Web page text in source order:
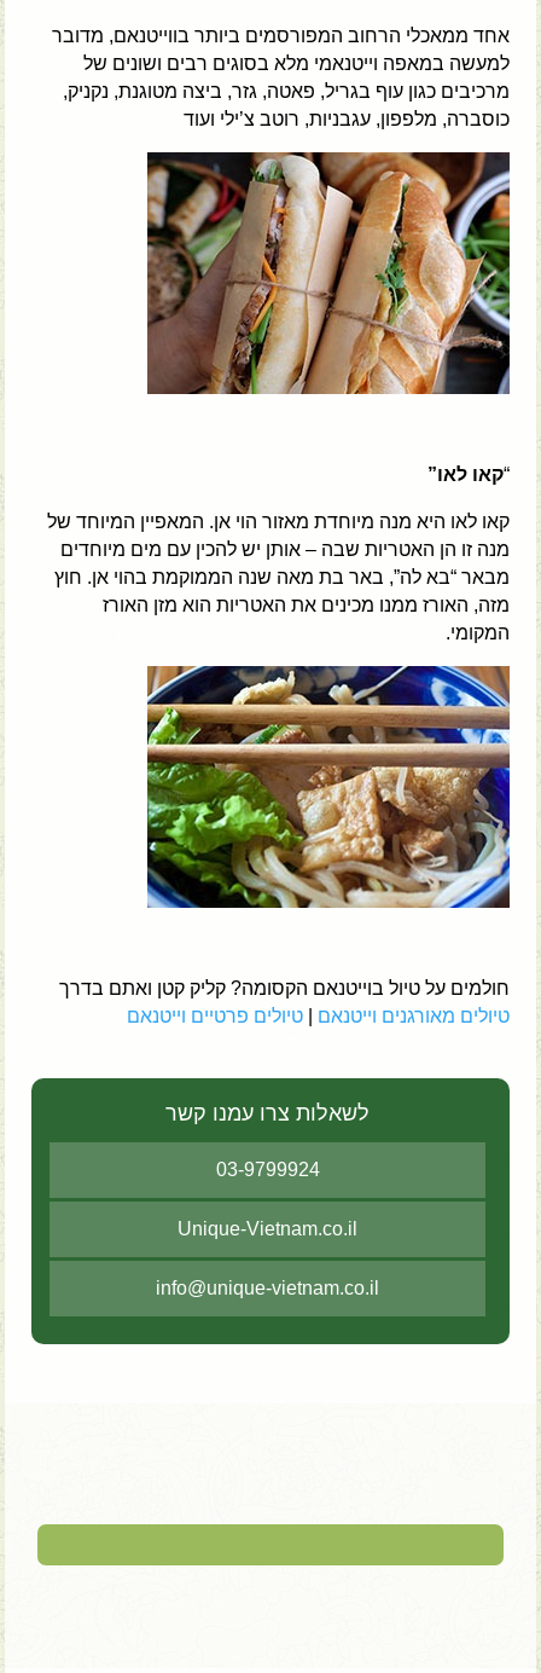
אחד ממאכלי הרחוב המפורסמים ביותר בווייטנאם, מדובר
למעשה במאפה וייטנאמי מלא בסוגים רבים ושונים של
מרכיבים כגון עוף בגריל, פאטה, גזר, ביצה מטוגנת, נקניק,
כוסברה, מלפפון, עגבניות, רוטב צ’ילי ועוד
“קאו לאו”
קאו לאו היא מנה מיוחדת מאזור הוי אן. המאפיין המיוחד של
מנה זו הן האטריות שבה – אותן יש להכין עם מים מיוחדים
מבאר “בא לה”, באר בת מאה שנה הממוקמת בהוי אן. חוץ
מזה, האורז ממנו מכינים את האטריות הוא מזן האורז
המקומי.
חולמים על טיול בוייטנאם הקסומה? קליק קטן ואתם בדרך
טיולים מאורגנים וייטנאם |טיולים פרטיים וייטנאם
לשאלות צרו עמנו קשר
03-9799924
Unique-Vietnam.co.il
info@unique-vietnam.co.il
לכבוד יוניק ויאטנם ברצוני להביע את תודתי העמוקה על